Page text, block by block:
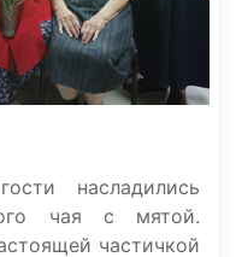
насладились
чая с мятой.
частичкой